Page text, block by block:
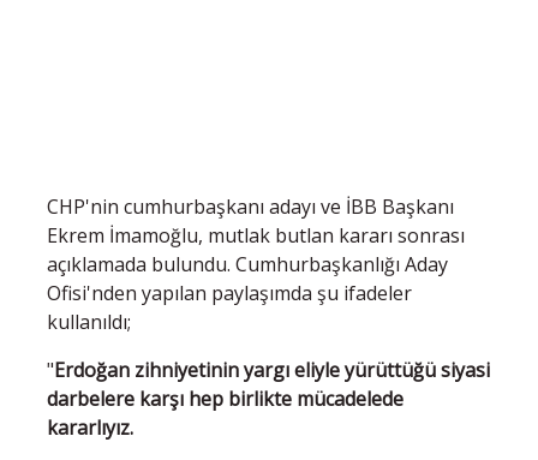
CHP'nin cumhurbaşkanı adayı ve İBB Başkanı
Ekrem İmamoğlu, mutlak butlan kararı sonrası
açıklamada bulundu. Cumhurbaşkanlığı Aday
Ofisi'nden yapılan paylaşımda şu ifadeler
kullanıldı;
"Erdoğan zihniyetinin yargı eliyle yürüttüğü siyasi
darbelere karşı hep birlikte mücadelede
kararlıyız.